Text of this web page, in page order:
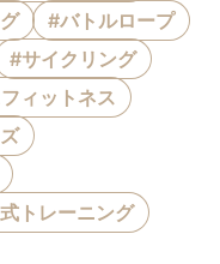
#バトルロープ
#サイクリング
ィットネス
トレーニング